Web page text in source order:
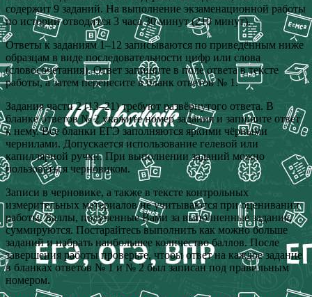
содержит 9 заданий. На выполнение экзаменационной работы
по истории отводится 3 часа 30 минут (210 минут).
Ответы к заданиям 1–12 записываются по приведённым ниже
образцам в виде последовательности цифр или слова
(словосочетания). Ответ запишите в поле ответа в тексте
работы, а затем перенесите в бланк ответов № 1.
Задания части 2 (13–21) требуют развёрнутого ответа. В
бланке ответов № 2 укажите номер задания и запишите ответ
к нему. Все бланки ЕГЭ заполняются яркими чёрными
чернилами. Допускается использование гелевой или
капиллярной ручки. При выполнении заданий можно
пользоваться черновиком.
Записи в черновике, а также в тексте контрольных
измерительных материалов не учитываются при оценивании
работы. Баллы, полученные Вами за выполненные задания,
суммируются. Постарайтесь выполнить как можно больше
заданий и набрать наибольшее количество баллов. После
завершения работы проверьте, чтобы ответ на каждое задание
в бланках ответов № 1 и № 2 был записан под правильным
номером.